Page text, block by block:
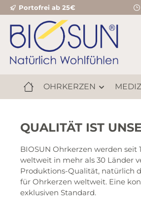
Hauptinhalt springen
Zur Suche springen
Zur Hauptnavigation springen
Portofrei ab 25€
OHRKERZEN
QUALITÄT IST
BIOSUN Ohrkerzen werden
weltweit in mehr als 30 Länder
Produktions-Qualität, natürlich
für Ohrkerzen weltweit. Eine
exklusiven Standard.